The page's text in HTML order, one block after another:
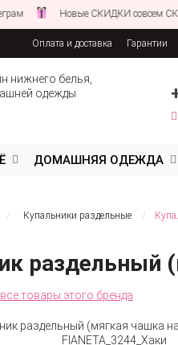
Новые СКИДКИ совсем СКОРО!
Оплата и доставка Гарантии
Соглашение об обработке
ДОМАШНЯЯ ОДЕЖДА
Купальники раздельные
раздельный
все товары этого бренда